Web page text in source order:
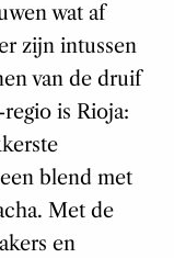
wat af
zijn intussen
van de druif
is Rioja:
blend met
Met de
en